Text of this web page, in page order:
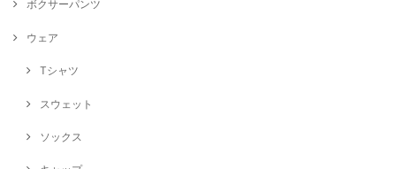
ボクサーパンツ
ウェア
Tシャツ
スウェット
ソックス